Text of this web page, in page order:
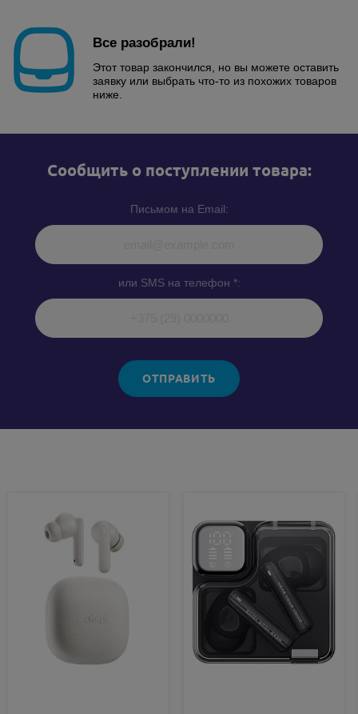
Все разобрали!
Этот товар закончился, но вы можете оставить
заявку или выбрать что-то из похожих товаров
ниже.
Cообщить о поступлении товара:
Письмом на Email:
или SMS на телефон *:
ОТПРАВИТЬ